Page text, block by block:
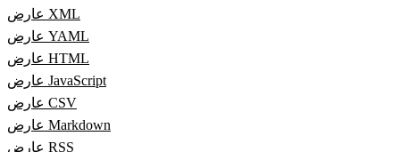
عارض XML
عارض YAML
عارض HTML
عارض JavaScript
عارض CSV
عارض Markdown
عارض RSS